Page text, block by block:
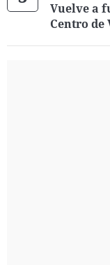
Vuelve a
Centro